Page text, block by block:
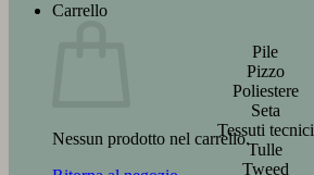
Carrello
Nessun prodotto nel carrello.
Pile
Pizzo
Poliestere
Seta
Tessuti tecnici
Tulle
Tweed